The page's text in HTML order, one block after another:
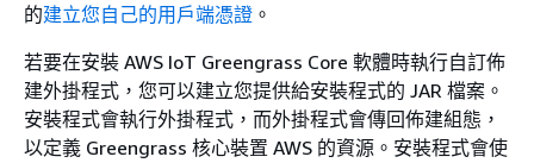
的建立您自己的用戶端憑證 。
若要在安裝 AWS IoT Greengrass Core 軟體時執行自訂佈
建外掛程式，您可以建立您提供給安裝程式的 JAR 檔案。
安裝程式會執行外掛程式，而外掛程式會傳回佈建組態，
以定義 Greengrass 核心裝置 AWS 的資源。安裝程式會使